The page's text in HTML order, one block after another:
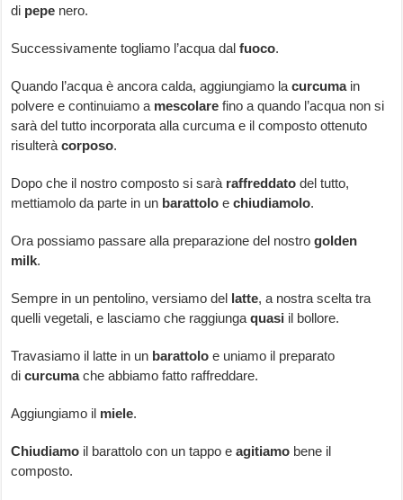
di pepe nero.
Successivamente togliamo l’acqua dalfuoco.
Quando l’acqua è ancora calda, aggiungiamo lacurcumain
polvere e continuiamo a mescolare fino a quando l’acqua non si
sarà del tutto incorporata alla curcuma e il composto ottenuto
risulteràcorposo.
Dopo che il nostro composto si sarà raffreddato del tutto,
mettiamolo da parte in un barattolo echiudiamolo.
Ora possiamo passare alla preparazione del nostrogolden
milk.
Sempre in un pentolino, versiamo del latte, a nostra scelta tra
quelli vegetali, e lasciamo che raggiungaquasi il bollore.
Travasiamo il latte in un barattolo e uniamo il preparato
dicurcumache abbiamo fatto raffreddare.
Aggiungiamo il miele.
Chiudiamo il barattolo con un tappo eagitiamo bene il
composto.